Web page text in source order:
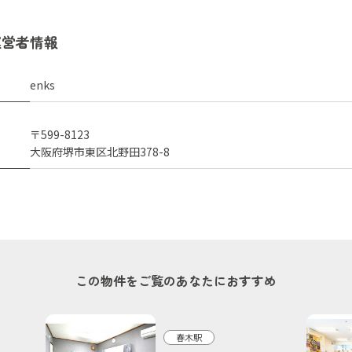
者情報
enks
〒599-8123
大阪府堺市東区北野田378-8
この物件をご覧のあなたにおすすめ
春木駅